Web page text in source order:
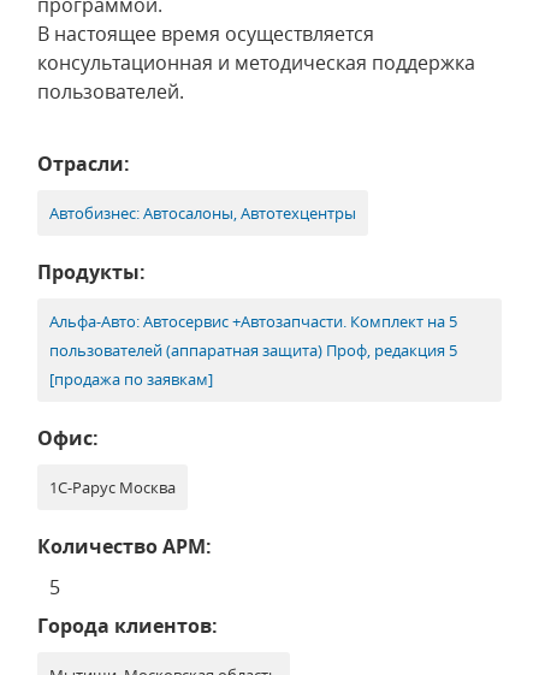
В настоящее время осуществляется
консультационная и методическая поддержка
пользователей.
Отрасли:
Автобизнес: Автосалоны, Автотехцентры
Продукты:
Альфа-Авто: Автосервис +Автозапчасти. Комплект на 5
пользователей (аппаратная защита) Проф, редакция 5
[продажа по заявкам]
Офис:
1С-Рарус Москва
Количество АРМ:
5
Города клиентов: